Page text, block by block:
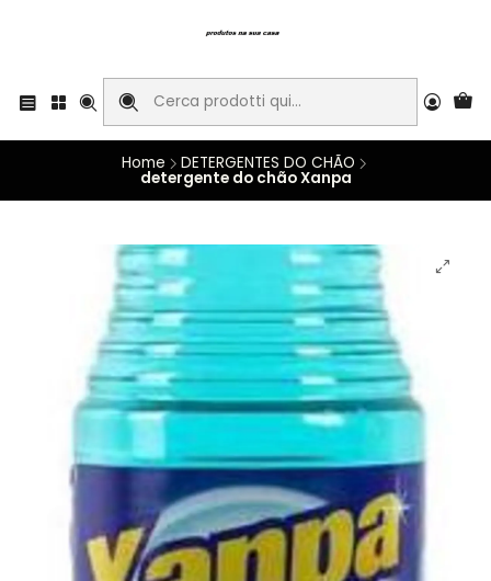
Home DETERGENTES DO CHÃO
detergente do chão Xanpa